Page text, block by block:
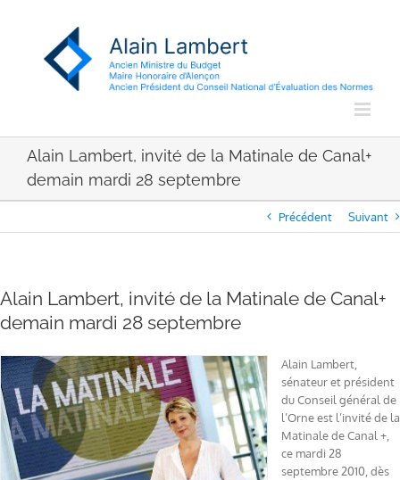
Alain Lambert, invité de la Matinale de Canal+
demain mardi 28 septembre
Précédent Suivant
Alain Lambert, invité de la Matinale de Canal+
demain mardi 28 septembre
Alain Lambert,
sénateur et président
du Conseil général de
l’Orne est l’invité de la
Matinale de Canal +,
ce mardi 28
septembre 2010, dès